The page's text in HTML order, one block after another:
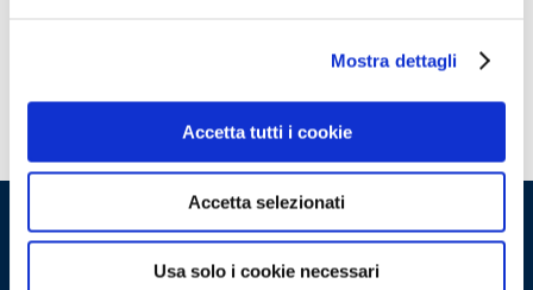
Mostra dettagli
Accetta tutti i cookie
Accetta selezionati
Usa solo i cookie necessari